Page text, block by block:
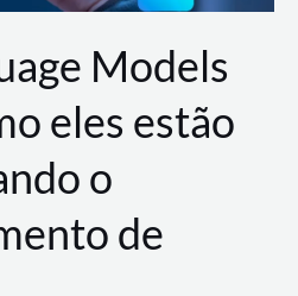
Models
eles estão
o
de